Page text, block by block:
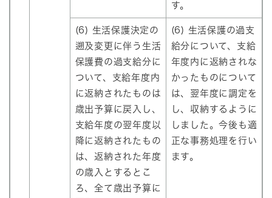
す。
(6) 生活保護決定の
遡及変更に伴う生活
保護費の過支給分に
ついて、支給年度内
に返納されたものは
歳出予算に戻入し、
支給年度の翌年度以
降に返納されたもの
は、返納された年度
の歳入とするとこ
ろ、全て歳出予算に
(6) 生活保護の過支
給分について、支給
年度内に返納されな
かったものについて
は、翌年度に調定を
し、収納するように
しました。今後も適
正な事務処理を行い
ます。